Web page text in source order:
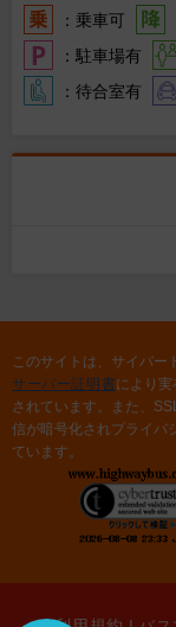
：乗車可
：駐車場有
：待合室有
このサイトは、サイバー
サーバー証明書により
されています。また、
信が暗号化されプライバ
ています。